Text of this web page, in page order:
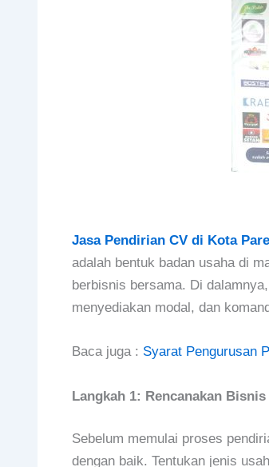
Jasa Pendirian CV di Kota
adalah bentuk badan usaha di
berbisnis bersama. Di
menyediakan modal, dan
Baca juga : Syarat Pengurusan
Langkah 1: Rencanakan Bisnis
Sebelum memulai proses
dengan baik. Tentukan jenis